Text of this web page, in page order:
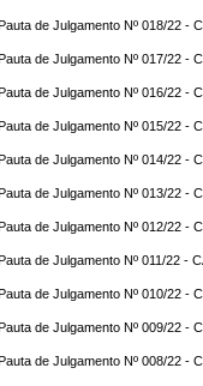
de Julgamento Nº 018/22 -
de Julgamento Nº 017/22 -
de Julgamento Nº 016/22 -
de Julgamento Nº 015/22 -
de Julgamento Nº 014/22 -
de Julgamento Nº 013/22 -
de Julgamento Nº 012/22 -
de Julgamento Nº 011/22 -
de Julgamento Nº 010/22 -
de Julgamento Nº 009/22 -
de Julgamento Nº 008/22 -